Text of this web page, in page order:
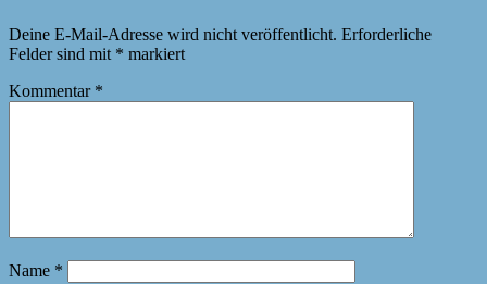
Deine E-Mail-Adresse wird nicht veröffentlicht. Erforderliche
Felder sind mit * markiert
Kommentar *
Name *